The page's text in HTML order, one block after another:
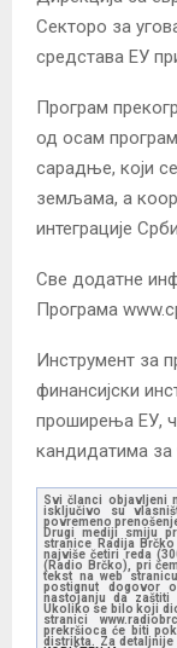
Секторо за
средстава ЕУ
Програм
од осам
сарадње, који
земљама, а
интеграције
Све додатне
Програма
Инструмент за
финансијски
проширења ЕУ,
кандидатима за
Svi članci objavljeni
isključivo su
povremeno
Drugi mediji smiju
stranice Radija
najviše četiri reda
(Radio Brčko), pri
tekst na web
postignut dogovor
nastojanju da
Ukoliko se bilo koji
stranici
prekršioca će biti
distrikta. Za